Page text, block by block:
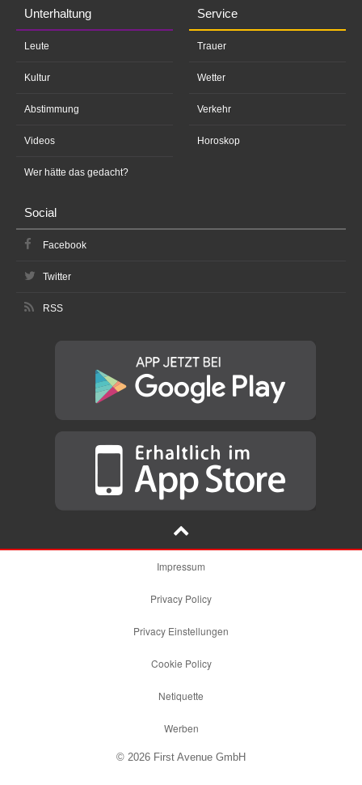
Unterhaltung
Leute
Kultur
Abstimmung
Videos
Wer hätte das gedacht?
Service
Trauer
Wetter
Verkehr
Horoskop
Social
Facebook
Twitter
RSS
Impressum
Privacy Policy
Privacy Einstellungen
Cookie Policy
Netiquette
Werben
© 2026 First Avenue GmbH